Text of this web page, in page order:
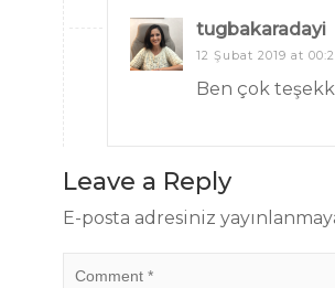
tugbakaradayi
12 Şubat 2019 at
Ben çok
Leave a Reply
E-posta adresiniz